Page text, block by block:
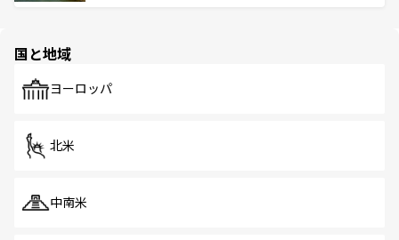
で、ホーカーズは地元の風情を楽しめる外せないスポット
国と地域
ヨーロッパ
北米
中南米